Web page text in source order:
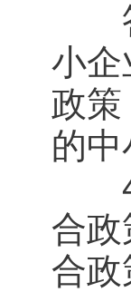
答
小企
政
的
4.
合政
合